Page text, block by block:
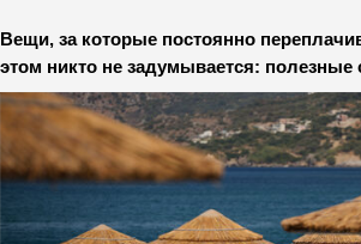
Вещи, за которые постоянно
этом никто не задумывается: полезные